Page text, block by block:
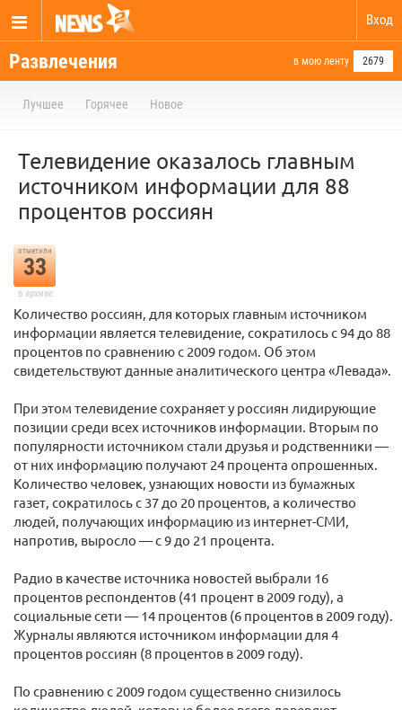
Вход
Развлечения в мою ленту 2679
Лучшее Горячее Новое
Телевидение оказалось главным
источником информации для 88
процентов россиян
отметили
33
в архиве
Количество россиян, для которых главным источником
информации является телевидение, сократилось с 94 до 88
процентов по сравнению с 2009 годом. Об этом
свидетельствуют данные аналитического центра «Левада».
При этом телевидение сохраняет у россиян лидирующие
позиции среди всех источников информации. Вторым по
популярности источником стали друзья и родственники —
от них информацию получают 24 процента опрошенных.
Количество человек, узнающих новости из бумажных
газет, сократилось с 37 до 20 процентов, а количество
людей, получающих информацию из интернет-СМИ,
напротив, выросло — с 9 до 21 процента.
Радио в качестве источника новостей выбрали 16
процентов респондентов (41 процент в 2009 году), а
социальные сети — 14 процентов (6 процентов в 2009 году).
Журналы являются источником информации для 4
процентов россиян (8 процентов в 2009 году).
По сравнению с 2009 годом существенно снизилось